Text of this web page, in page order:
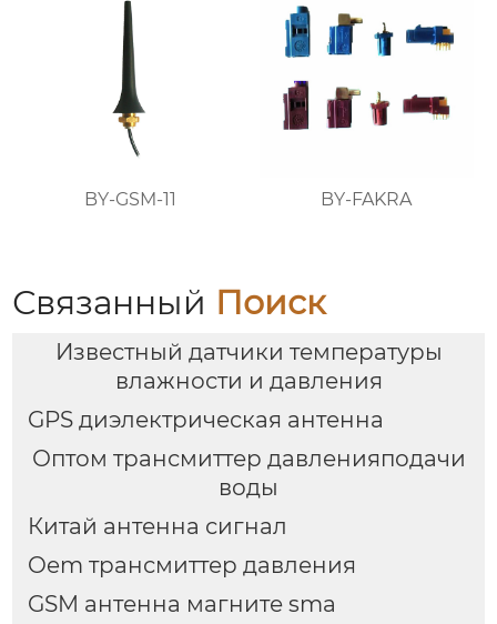
BY-GSM-11 BY-FAKRA
Связанный Поиск
Известный датчики температуры
влажности и давления
GPS диэлектрическая антенна
Оптом трансмиттер давленияподачи
воды
Китай антенна сигнал
Oem трансмиттер давления
GSM антенна магните sma